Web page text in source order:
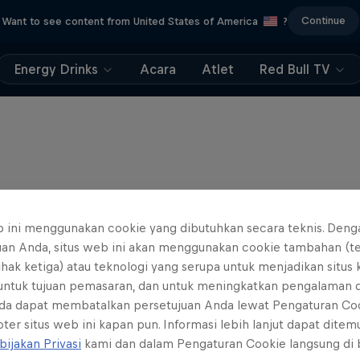
Want to see content from United States of America ? Continue
Energy Drinks Acara Atlet Red Bull TV
ini menggunakan cookie yang dibutuhkan secara teknis.
Anda, situs web ini akan menggunakan cookie tambahan
ketiga) atau teknologi yang serupa untuk menjadikan situs
tujuan pemasaran, dan untuk meningkatkan pengalaman
dapat membatalkan persetujuan Anda lewat Pengaturan
situs web ini kapan pun. Informasi lebih lanjut dapat
Privasi kami dan dalam Pengaturan Cookie langsung di